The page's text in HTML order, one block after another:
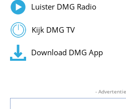
Luister DMG Radio
Kijk DMG TV
Download DMG App
-